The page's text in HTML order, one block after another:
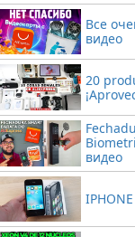
Все
видео
20
видео